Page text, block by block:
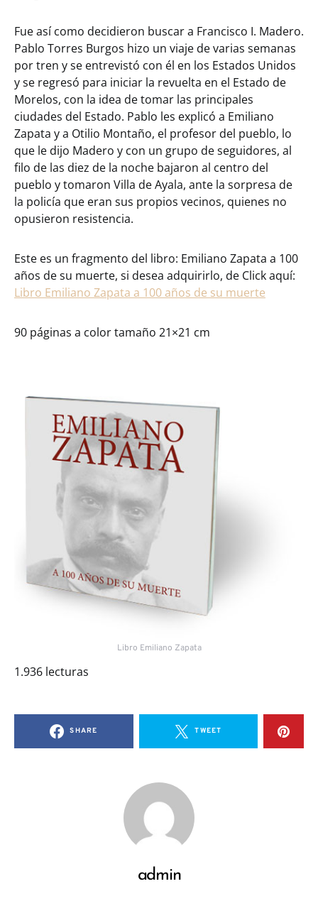
Fue así como decidieron buscar a Francisco I. Madero.
Pablo Torres Burgos hizo un viaje de varias semanas
por tren y se entrevistó con él en los Estados Unidos
y se regresó para iniciar la revuelta en el Estado de
Morelos, con la idea de tomar las principales
ciudades del Estado. Pablo les explicó a Emiliano
Zapata y a Otilio Montaño, el profesor del pueblo, lo
que le dijo Madero y con un grupo de seguidores, al
filo de las diez de la noche bajaron al centro del
pueblo y tomaron Villa de Ayala, ante la sorpresa de
la policía que eran sus propios vecinos, quienes no
opusieron resistencia.
Este es un fragmento del libro: Emiliano Zapata a 100
años de su muerte, si desea adquirirlo, de Click aquí:
Libro Emiliano Zapata a 100 años de su muerte
90 páginas a color tamaño 21×21 cm
Libro Emiliano Zapata
1.936 lecturas
SHARE TWEET
admin